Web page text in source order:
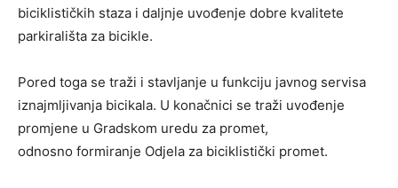
biciklističkih staza i daljnje uvođenje dobre kvalitete
parkirališta za bicikle.
Pored toga se traži i stavljanje u funkciju javnog servisa
iznajmljivanja bicikala. U konačnici se traži uvođenje
promjene u Gradskom uredu za promet,
odnosno formiranje Odjela za biciklistički promet.